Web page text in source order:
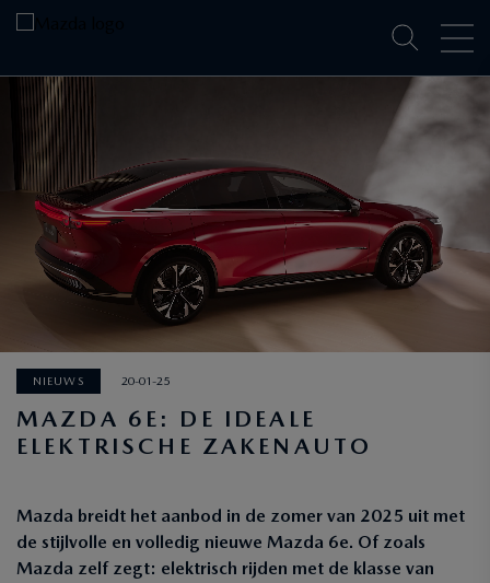
NIEUWS 20-01-25
MAZDA 6E: DE IDEALE
ELEKTRISCHE ZAKENAUTO
Mazda breidt het aanbod in de zomer van 2025 uit met
de stijlvolle en volledig nieuwe Mazda 6e. Of zoals
Mazda zelf zegt: elektrisch rijden met de klasse van